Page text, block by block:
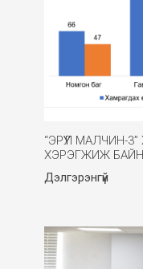
“ЭРҮҮЛ МАЛЧИН-
ХЭРЭГЖИЖ
Дэлгэрэнгүй